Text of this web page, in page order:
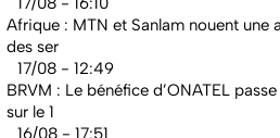
Afrique : MTN et Sanlam nouent une
des ser
17/08 - 12:49
BRVM : Le bénéfice d’ONATEL
sur le 1
16/08 - 17:51